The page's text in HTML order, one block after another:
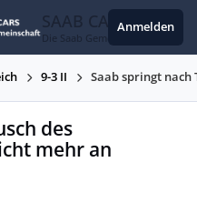
SAAB CARS
Die Saab Gemeinschaft
Anmelden
9-3 II Saab springt nach
des
mehr an